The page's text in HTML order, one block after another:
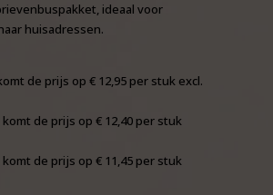
ideaal voor
huisadressen.
de prijs op € 12,95 per stuk excl.
komt de prijs op € 12,40 per stuk
komt de prijs op € 11,45 per stuk